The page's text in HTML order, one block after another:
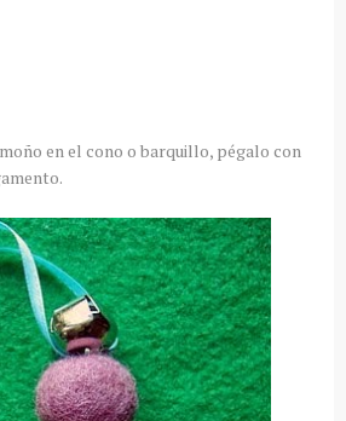
en el cono o barquillo, pégalo con